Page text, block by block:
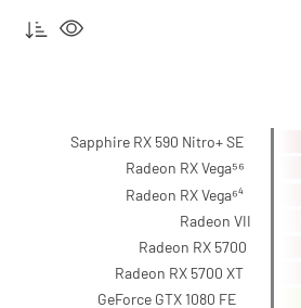
Sapphire RX 590 Nitro+ SE
Radeon RX Vega⁵⁶
Radeon RX Vega⁶⁴
Radeon VII
Radeon RX 5700
Radeon RX 5700 XT
GeForce GTX 1080 FE